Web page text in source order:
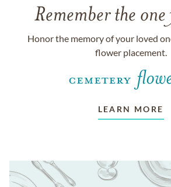
Remember the
Honor the memory of your loved
flower placement.
LEARN MORE